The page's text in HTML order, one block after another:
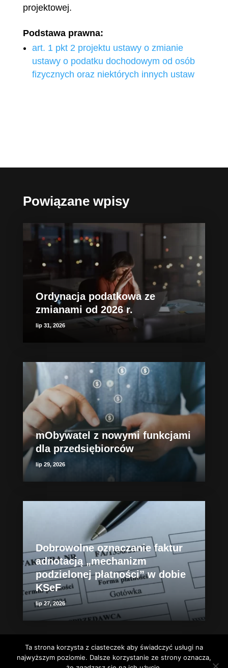
projektowej.
Podstawa prawna:
art. 1 pkt 2 projektu ustawy o zmianie
ustawy o podatku dochodowym od osób
fizycznych oraz niektórych innych ustaw
Powiązane wpisy
Ordynacja podatkowa ze
zmianami od 2026 r.
lip 31, 2026
mObywatel z nowymi funkcjami
dla przedsiębiorców
lip 29, 2026
Dobrowolne oznaczanie faktur
adnotacją „mechanizm
podzielonej płatności” w dobie
KSeF
lip 27, 2026
Ta strona korzysta z ciasteczek aby świadczyć usługi na
najwyższym poziomie. Dalsze korzystanie ze strony oznacza,